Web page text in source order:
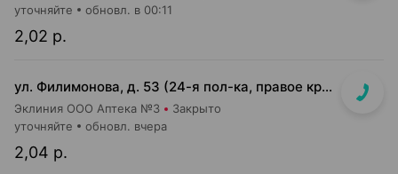
2,02 р.
уточняйте обновл. в 00:11
ул. Филимонова, д. 53 (24-я пол-ка, правое крыло)
Эклиния ООО Аптека №3 Закрыто
2,04 р.
уточняйте обновл. вчера